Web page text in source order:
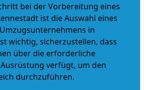
bei der Vorbereitung eines
ist die Auswahl eines
Umzugsunternehmens in
wichtig, sicherzustellen, dass
über die erforderliche
verfügt, um den
durchzuführen.